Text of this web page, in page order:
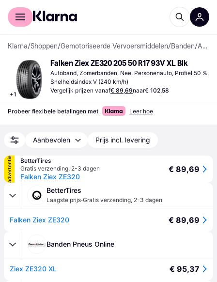
Voor shoppers
Klarna/Shoppen/Gemotoriseerde Vervoersmiddelen/Banden/ Autobanden
+1
Falken Ziex ZE320 205 50 R17 93V XL Blk
Autoband, Zomerbanden, Nee, Personenauto, Profiel 50 %,
Snelheidsindex V (240 km/h)
Vergelijk prijzen vanaf€ 89,69naar€ 102,58
Probeer flexibele betalingen met Leer hoe
Aanbevolen Prijs incl. levering
advertentie
BetterTires
Gratis verzending, 2-3 dagen
Falken Ziex ZE320
€ 89,69
BetterTires
Laagste prijs·Gratis verzending, 2-3 dagen
Falken Ziex ZE320 € 89,69
Banden Pneus Online
Ziex ZE320 XL € 95,37